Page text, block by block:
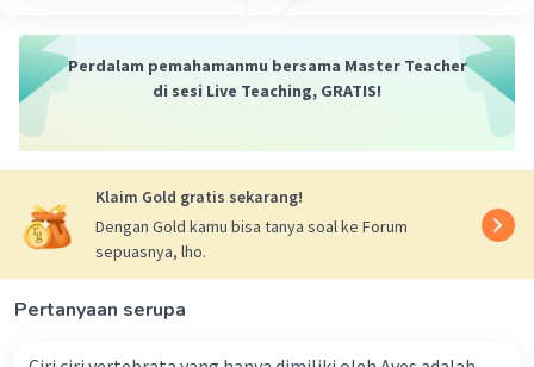
Perdalam pemahamanmu bersama Master Teacher
di sesi Live Teaching, GRATIS!
Klaim Gold gratis sekarang!
Dengan Gold kamu bisa tanya soal ke Forum
sepuasnya, lho.
Pertanyaan serupa